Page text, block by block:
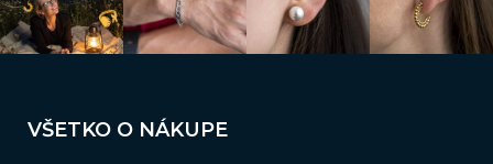
k
y
VŠETKO O NÁKUPE